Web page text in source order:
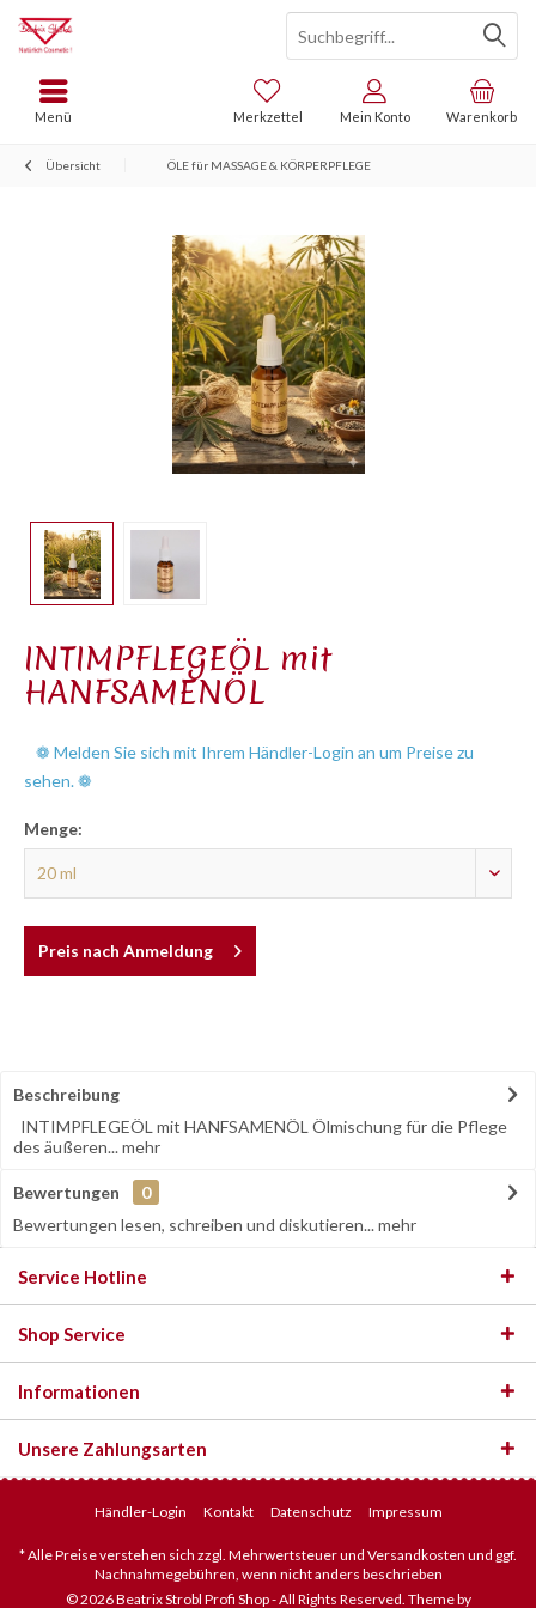
Warenkorb
Merkzettel Mein Konto
Menü
Übersicht ÖLE für MASSAGE & KÖRPERPFLEGE
INTIMPFLEGEÖL mit
HANFSAMENÖL
❁ Melden Sie sich mit Ihrem Händler-Login an um Preise zu
sehen. ❁
Menge:
Preis nach Anmeldung
Beschreibung
INTIMPFLEGEÖL mit HANFSAMENÖL Ölmischung für die Pflege
des äußeren...mehr
Bewertungen
0
Bewertungen lesen, schreiben und diskutieren...mehr
Service Hotline
Shop Service
Informationen
Unsere Zahlungsarten
Händler-Login Kontakt Datenschutz Impressum
* Alle Preise verstehen sich zzgl. Mehrwertsteuer und Versandkosten und ggf.
Nachnahmegebühren, wenn nicht anders beschrieben
© 2026 Beatrix Strobl Profi Shop - All Rights Reserved. Theme by